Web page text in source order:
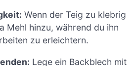
Wenn der Teig zu klebrig
Mehl hinzu, während du ihn
zu erleichtern.
Lege ein Backblech mit